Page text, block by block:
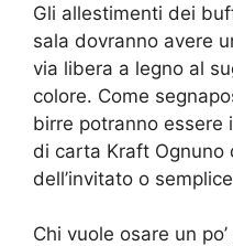
Gli allestimenti dei
sala dovranno avere
via libera a legno al
colore. Come
birre potranno essere
di carta Kraft Ognuno
dell’invitato o
Chi vuole osare un